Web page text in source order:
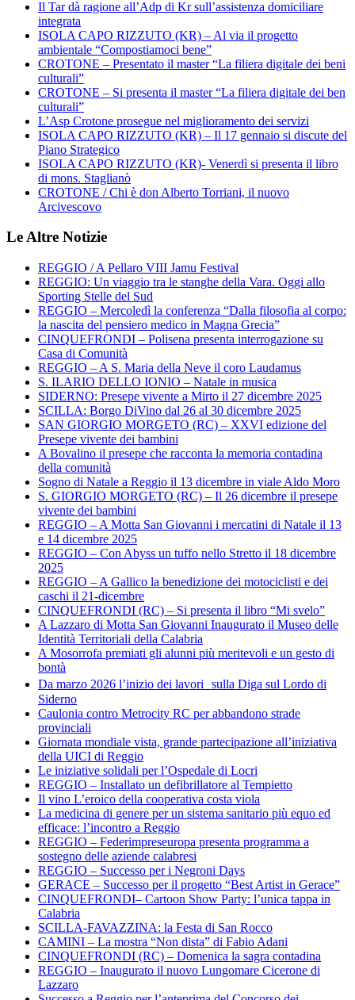
Il Tar dà ragione all’Adp di Kr sull’assistenza domiciliare
integrata
ISOLA CAPO RIZZUTO (KR) – Al via il progetto
ambientale “Compostiamoci bene”
CROTONE – Presentato il master “La filiera digitale dei beni
culturali”
CROTONE – Si presenta il master “La filiera digitale dei ben
culturali”
L’Asp Crotone prosegue nel miglioramento dei servizi
ISOLA CAPO RIZZUTO (KR) – Il 17 gennaio si discute del
Piano Strategico
ISOLA CAPO RIZZUTO (KR)- Venerdì si presenta il libro
di mons. Staglianò
CROTONE / Chi è don Alberto Torriani, il nuovo
Arcivescovo
Le Altre Notizie
REGGIO / A Pellaro VIII Jamu Festival
REGGIO: Un viaggio tra le stanghe della Vara. Oggi allo
Sporting Stelle del Sud
REGGIO – Mercoledì la conferenza “Dalla filosofia al corpo:
la nascita del pensiero medico in Magna Grecia”
CINQUEFRONDI – Polisena presenta interrogazione su
Casa di Comunità
REGGIO – A S. Maria della Neve il coro Laudamus
S. ILARIO DELLO IONIO – Natale in musica
SIDERNO: Presepe vivente a Mirto il 27 dicembre 2025
SCILLA: Borgo DiVino dal 26 al 30 dicembre 2025
SAN GIORGIO MORGETO (RC) – XXVI edizione del
Presepe vivente dei bambini
A Bovalino il presepe che racconta la memoria contadina
della comunità
Sogno di Natale a Reggio il 13 dicembre in viale Aldo Moro
S. GIORGIO MORGETO (RC) – Il 26 dicembre il presepe
vivente dei bambini
REGGIO – A Motta San Giovanni i mercatini di Natale il 13
e 14 dicembre 2025
REGGIO – Con Abyss un tuffo nello Stretto il 18 dicembre
2025
REGGIO – A Gallico la benedizione dei motociclisti e dei
caschi il 21-dicembre
CINQUEFRONDI (RC) – Si presenta il libro “Mi svelo”
A Lazzaro di Motta San Giovanni Inaugurato il Museo delle
Identità Territoriali della Calabria
A Mosorrofa premiati gli alunni più meritevoli e un gesto di
bontà
Da marzo 2026 l’inizio dei lavori sulla Diga sul Lordo di
Siderno
Caulonia contro Metrocity RC per abbandono strade
provinciali
Giornata mondiale vista, grande partecipazione all’iniziativa
della UICI di Reggio
Le iniziative solidali per l’Ospedale di Locri
REGGIO – Installato un defibrillatore al Tempietto
Il vino L’eroico della cooperativa costa viola
La medicina di genere per un sistema sanitario più equo ed
efficace: l’incontro a Reggio
REGGIO – Federimpreseuropa presenta programma a
sostegno delle aziende calabresi
REGGIO – Successo per i Negroni Days
GERACE – Successo per il progetto “Best Artist in Gerace”
CINQUEFRONDI– Cartoon Show Party: l’unica tappa in
Calabria
SCILLA-FAVAZZINA: la Festa di San Rocco
CAMINI – La mostra “Non dista” di Fabio Adani
CINQUEFRONDI (RC) – Domenica la sagra contadina
REGGIO – Inaugurato il nuovo Lungomare Cicerone di
Lazzaro